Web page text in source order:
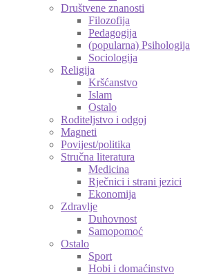
Društvene znanosti
Filozofija
Pedagogija
(popularna) Psihologija
Sociologija
Religija
Kršćanstvo
Islam
Ostalo
Roditeljstvo i odgoj
Magneti
Povijest/politika
Stručna literatura
Medicina
Rječnici i strani jezici
Ekonomija
Zdravlje
Duhovnost
Samopomoć
Ostalo
Sport
Hobi i domaćinstvo